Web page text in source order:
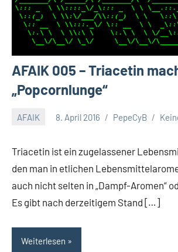
AFAIK 005 – Triacetin
„Popcornlunge“
AFAIK 8. April 2016 PepeCyB
Triacetin ist ein zugelassener
den man in etlichen
auch nicht selten in „Dampf-Aromen“
Es gibt nach derzeitigem Stand […]
Weiterlesen